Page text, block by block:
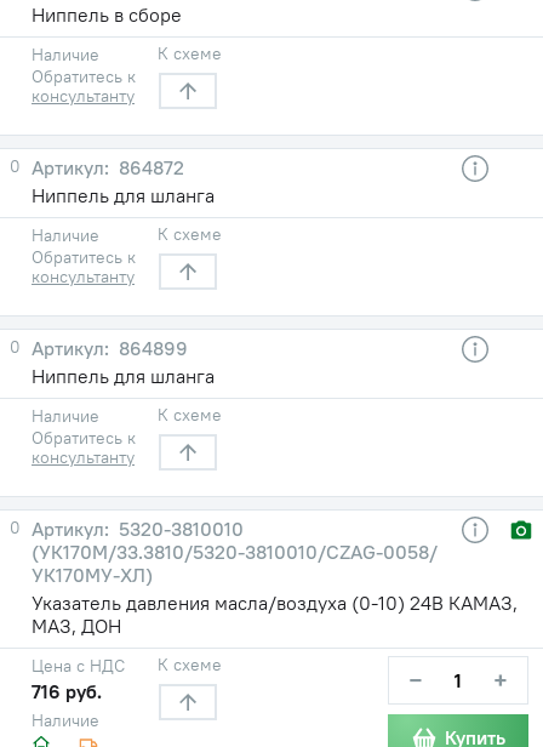
Ниппель в сборе
Наличие
Обратитесь к
консультанту
К схеме
0
864872
Ниппель для шланга
Наличие
Обратитесь к
консультанту
К схеме
0
864899
Ниппель для шланга
Наличие
Обратитесь к
консультанту
К схеме
0
5320-3810010
(УК170М/33.3810/5320-3810010/CZAG-0058/
УК170МУ-ХЛ)
Указатель давления масла/воздуха (0-10) 24В КАМАЗ,
МАЗ, ДОН
Наличие
Цена с НДС
716 руб.
К схеме − +
Купить